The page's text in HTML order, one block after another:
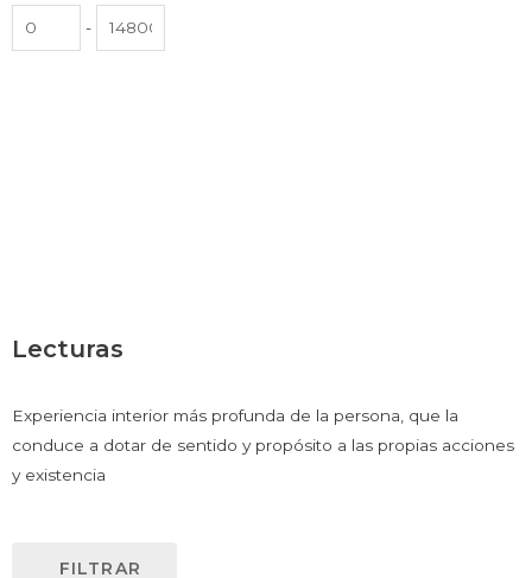
-
Lecturas
Experiencia interior más profunda de la persona, que la
conduce a dotar de sentido y propósito a las propias acciones
y existencia
FILTRAR